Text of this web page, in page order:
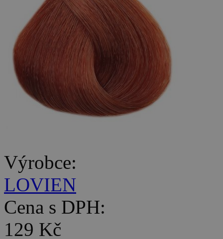
Výrobce:
LOVIEN
Cena s DPH:
129 Kč